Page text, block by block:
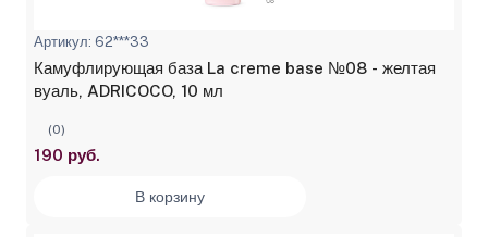
Артикул: 62***33
Камуфлирующая база La creme base №08 - желтая
вуаль, ADRICOCO, 10 мл
(0)
190 руб.
В корзину